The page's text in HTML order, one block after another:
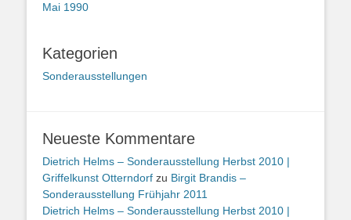
Mai 1990
Kategorien
Sonderausstellungen
Neueste Kommentare
Dietrich Helms – Sonderausstellung Herbst 2010 |
Griffelkunst Otterndorf zu Birgit Brandis –
Sonderausstellung Frühjahr 2011
Dietrich Helms – Sonderausstellung Herbst 2010 |